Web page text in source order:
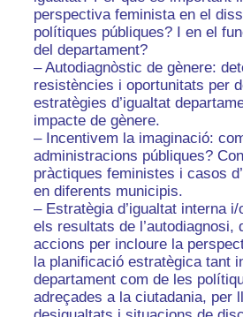
perspectiva feminista en el
polítiques públiques? I en el
del departament?
– Autodiagnòstic de gènere:
resistències i oportunitats per
estratègies d’igualtat
impacte de gènere.
– Incentivem la imaginació:
administracions públiques?
pràctiques feministes i casos
en diferents municipis.
– Estratègia d’igualtat interna
els resultats de l’autodiagnosi,
accions per incloure la
la planificació estratègica tant
departament com de les
adreçades a la ciutadania, per